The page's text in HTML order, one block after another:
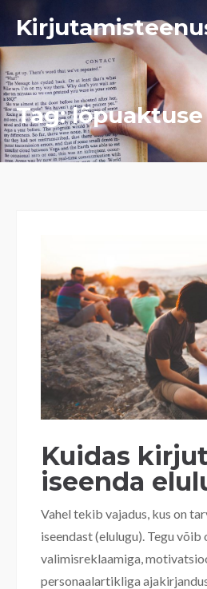
Tag:
Kuidas
iseenda
Vahel tekib vajadus, kus on
iseendast (elulugu). Tegu võib
valimisreklaamiga,
personaalartikliga